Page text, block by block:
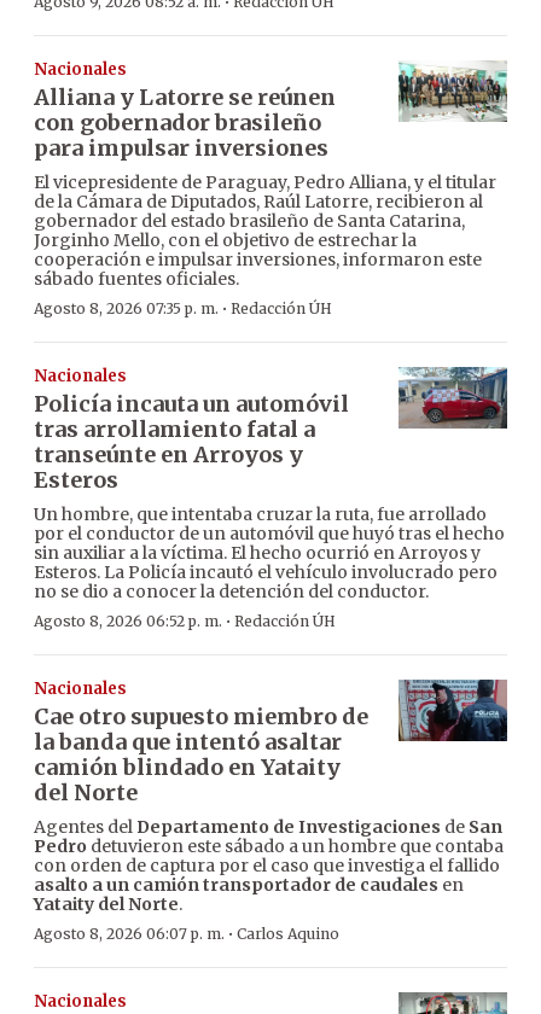
Nacionales
Alliana y Latorre se reúnen
con gobernador brasileño
para impulsar inversiones
El vicepresidente de Paraguay, Pedro Alliana, y el titular
de la Cámara de Diputados, Raúl Latorre, recibieron al
gobernador del estado brasileño de Santa Catarina,
Jorginho Mello, con el objetivo de estrechar la
cooperación e impulsar inversiones, informaron este
sábado fuentes oficiales.
Agosto 8, 2026 07:35 p. m. · Redacción ÚH
Nacionales
Policía incauta un automóvil
tras arrollamiento fatal a
transeúnte en Arroyos y
Esteros
Un hombre, que intentaba cruzar la ruta, fue arrollado
por el conductor de un automóvil que huyó tras el hecho
sin auxiliar a la víctima. El hecho ocurrió en Arroyos y
Esteros. La Policía incautó el vehículo involucrado pero
no se dio a conocer la detención del conductor.
Agosto 8, 2026 06:52 p. m. · Redacción ÚH
Nacionales
Cae otro supuesto miembro de
la banda que intentó asaltar
camión blindado en Yataity
del Norte
Agentes del Departamento de Investigaciones de San
Pedro detuvieron este sábado a un hombre que contaba
con orden de captura por el caso que investiga el fallido
asalto a un camión transportador de caudales en
Yataity del Norte.
Agosto 8, 2026 06:07 p. m. · Carlos Aquino
Nacionales